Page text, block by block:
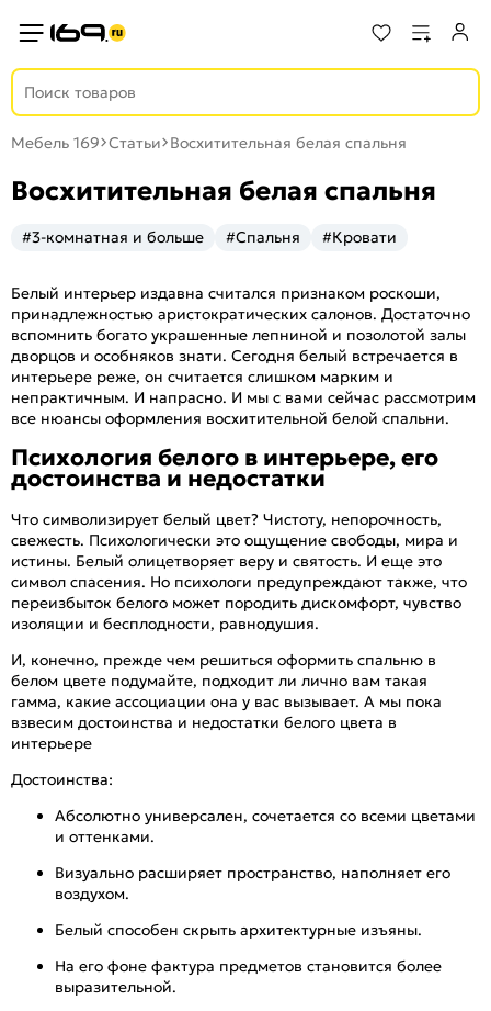
Мебель 169 Статьи Восхитительная белая спальня
Восхитительная белая спальня
#3-комнатная и больше #Спальня #Кровати
Белый интерьер издавна считался признаком роскоши,
принадлежностью аристократических салонов. Достаточно
вспомнить богато украшенные лепниной и позолотой залы
дворцов и особняков знати. Сегодня белый встречается в
интерьере реже, он считается слишком марким и
непрактичным. И напрасно. И мы с вами сейчас рассмотрим
все нюансы оформления восхитительной белой спальни.
Психология белого в интерьере, его
достоинства и недостатки
Что символизирует белый цвет? Чистоту, непорочность,
свежесть. Психологически это ощущение свободы, мира и
истины. Белый олицетворяет веру и святость. И еще это
символ спасения. Но психологи предупреждают также, что
переизбыток белого может породить дискомфорт, чувство
изоляции и бесплодности, равнодушия.
И, конечно, прежде чем решиться оформить спальню в
белом цвете подумайте, подходит ли лично вам такая
гамма, какие ассоциации она у вас вызывает. А мы пока
взвесим достоинства и недостатки белого цвета в
интерьере
Достоинства:
Абсолютно универсален, сочетается со всеми цветами
и оттенками.
Визуально расширяет пространство, наполняет его
воздухом.
Белый способен скрыть архитектурные изъяны.
На его фоне фактура предметов становится более
выразительной.